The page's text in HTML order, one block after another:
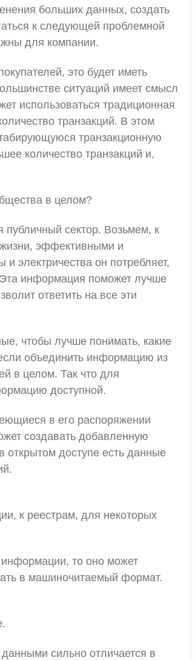
больших данных, создать
к следующей проблемной
для компании.
это будет иметь
ситуаций имеет смысл
использоваться традиционная
транзакций. В этом
транзакционную
количество транзакций и,
в целом?
сектор. Возьмем, к
эффективными и
электричества он потребляет,
информация поможет лучше
ответить на все эти
чтобы лучше понимать, какие
объединить информацию из
в целом. Так что для
доступной.
в его распоряжении
создавать добавленную
доступе есть данные
к реестрам, для некоторых
информации, то оно может
в машиночитаемый формат.
сильно отличается в